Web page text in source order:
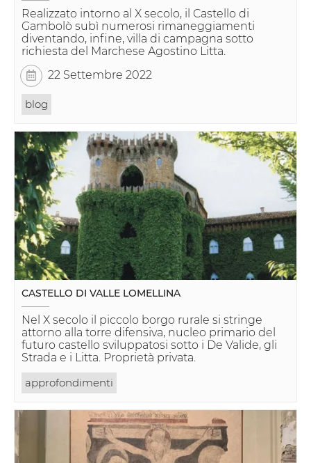
Realizzato intorno al X secolo, il Castello di
Gambolò subì numerosi rimaneggiamenti
diventando, infine, villa di campagna sotto
richiesta del Marchese Agostino Litta.
22 Settembre 2022
blog
CASTELLO DI VALLE LOMELLINA
Nel X secolo il piccolo borgo rurale si stringe
attorno alla torre difensiva, nucleo primario del
futuro castello sviluppatosi sotto i De Valide, gli
Strada e i Litta. Proprietà privata.
approfondimenti